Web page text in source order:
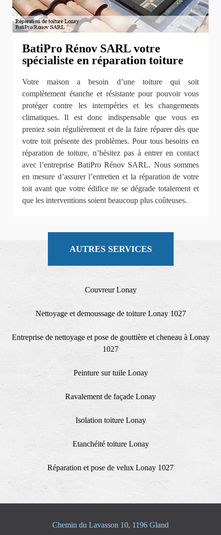
BatiPro Rénov SARL votre
spécialiste en réparation toiture
Votre maison a besoin d’une toiture qui soit
complètement étanche et résistante pour pouvoir vous
protéger contre les intempéries et les changements
climatiques. Il est donc indispensable que vous en
preniez soin régulièrement et de la faire réparer dès que
votre toit présente des problèmes. Pour tous besoins en
réparation de toiture, n’hésitez pas à entrer en contact
avec l’entreprise BatiPro Rénov SARL. Nous sommes
en mesure d’assurer l’entretien et la réparation de votre
toit avant que votre édifice ne se dégrade totalement et
que les interventions soient beaucoup plus coûteuses.
AUTRES SERVICES
Couvreur Lonay
Nettoyage et demoussage de toiture Lonay 1027
Entreprise de nettoyage et pose de gouttière et cheneau à Lonay
1027
Peinture sur tuile Lonay
Ravalement de façade Lonay
Isolation toiture Lonay
Etanchéité toiture Lonay
Réparation et pose de velux Lonay 1027
Chemin du Lavasson 10, 1196 Gland